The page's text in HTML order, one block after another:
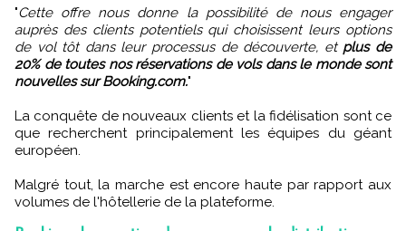
"Cette offre nous donne la possibilité de nous engager
auprès des clients potentiels qui choisissent leurs options
de vol tôt dans leur processus de découverte, et plus de
20% de toutes nos réservations de vols dans le monde sont
nouvelles sur Booking.com."
La conquête de nouveaux clients et la fidélisation sont ce
que recherchent principalement les équipes du géant
européen.
Malgré tout, la marche est encore haute par rapport aux
volumes de l'hôtellerie de la plateforme.